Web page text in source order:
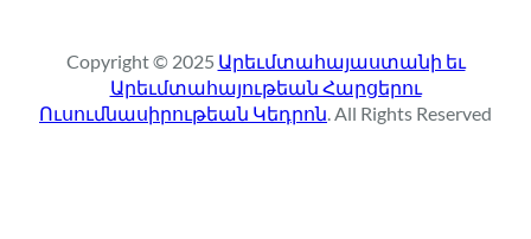
c
h
Copyright © 2025 Արեւմտահայաստանի եւ
Արեւմտահայութեան Հարցերու
Ուսումնասիրութեան Կեդրոն . All Rights Reserved